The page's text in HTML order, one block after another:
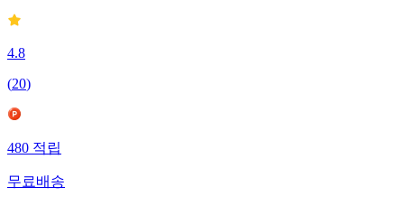
4.8
(20)
480적립
무료배송